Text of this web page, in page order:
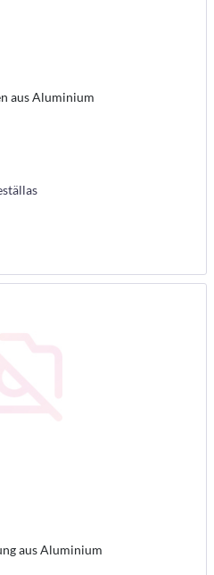
aus Aluminium
aus Aluminium